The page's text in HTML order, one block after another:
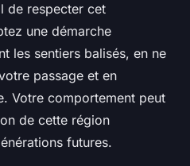
de respecter cet
une démarche
les sentiers balisés, en ne
passage et en
Votre comportement peut
de cette région
futures.